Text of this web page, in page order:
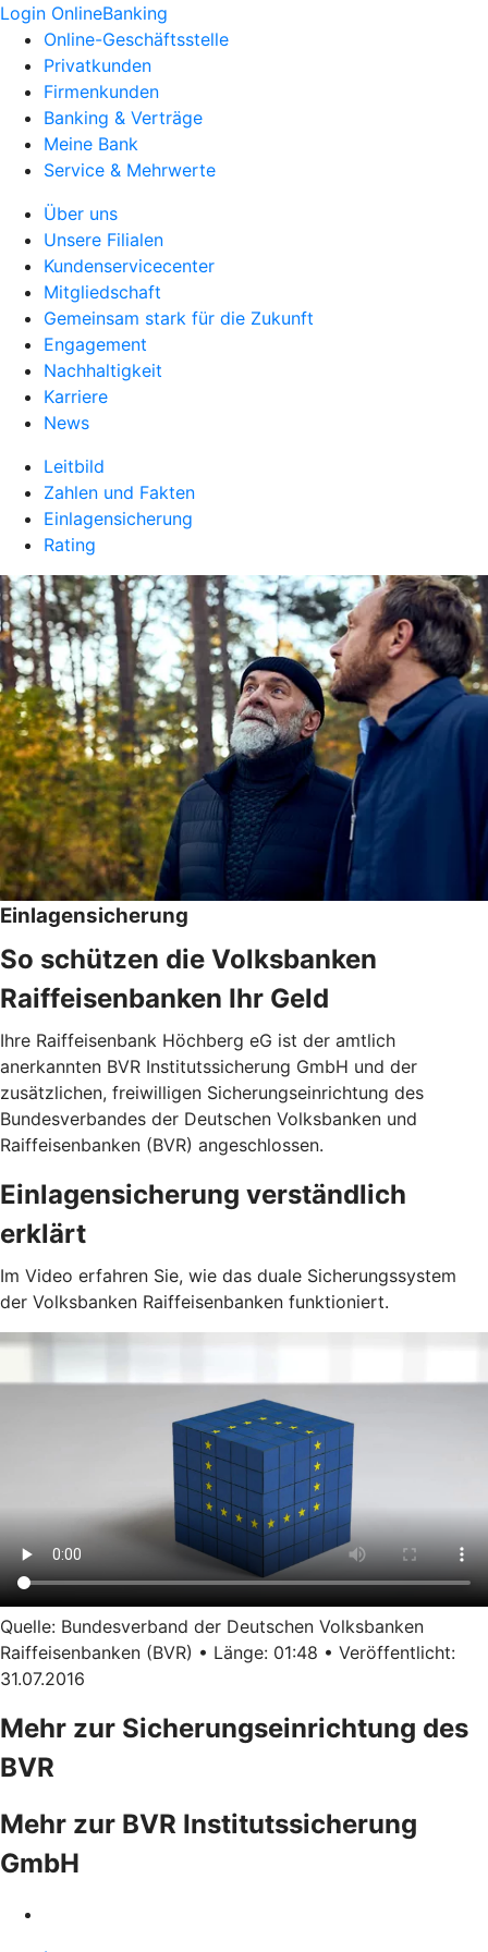
Login OnlineBanking
Online-Geschäftsstelle
Privatkunden
Firmenkunden
Banking & Verträge
Meine Bank
Service & Mehrwerte
Über uns
Unsere Filialen
Kundenservicecenter
Mitgliedschaft
Gemeinsam stark für die Zukunft
Engagement
Nachhaltigkeit
Karriere
News
Leitbild
Zahlen und Fakten
Einlagensicherung
Rating
Einlagensicherung
So schützen die Volksbanken
Raiffeisenbanken Ihr Geld
Ihre Raiffeisenbank Höchberg eG ist der amtlich
anerkannten BVR Institutssicherung GmbH und der
zusätzlichen, freiwilligen Sicherungseinrichtung des
Bundesverbandes der Deutschen Volksbanken und
Raiffeisenbanken (BVR) angeschlossen.
Einlagensicherung verständlich
erklärt
Im Video erfahren Sie, wie das duale Sicherungssystem
der Volksbanken Raiffeisenbanken funktioniert.
Quelle: Bundesverband der Deutschen Volksbanken
Raiffeisenbanken (BVR) • Länge: 01:48 • Veröffentlicht:
31.07.2016
Mehr zur Sicherungseinrichtung des
BVR
Mehr zur BVR Institutssicherung
GmbH